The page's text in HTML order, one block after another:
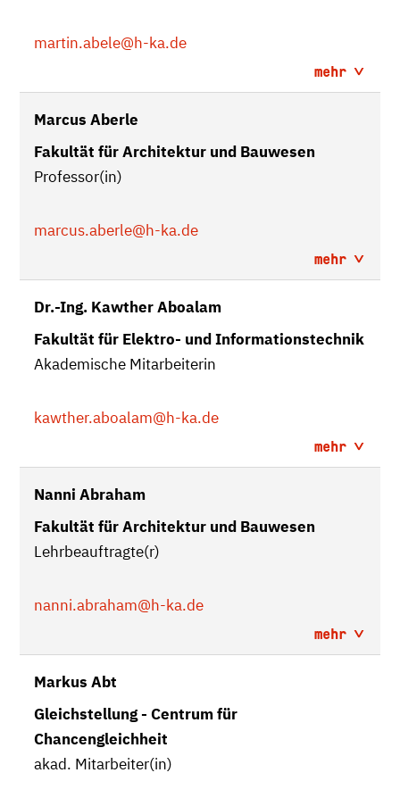
martin.abele@h-ka.de
mehr
Marcus Aberle
Fakultät für Architektur und Bauwesen
Professor(in)
marcus.aberle@h-ka.de
mehr
Dr.-Ing. Kawther Aboalam
Fakultät für Elektro- und Informationstechnik
Akademische Mitarbeiterin
kawther.aboalam@h-ka.de
mehr
Nanni Abraham
Fakultät für Architektur und Bauwesen
Lehrbeauftragte(r)
nanni.abraham@h-ka.de
mehr
Markus Abt
Gleichstellung - Centrum für
Chancengleichheit
akad. Mitarbeiter(in)